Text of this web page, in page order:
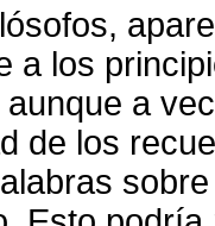
a los
a
de los